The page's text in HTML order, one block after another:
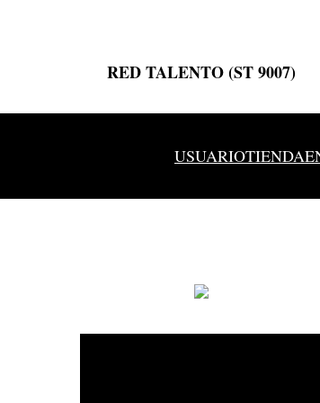
RED TALENTO (ST 9007)
USUARIOTIENDA